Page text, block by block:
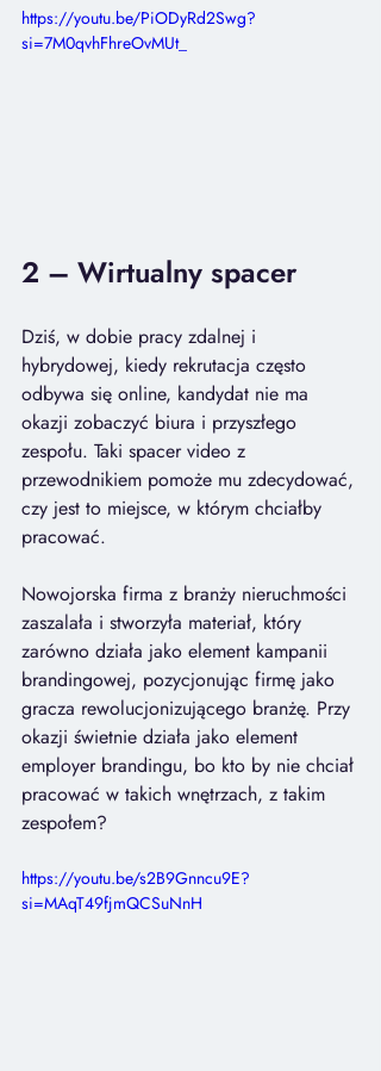
https://youtu.be/PiODyRd2Swg?
si=7M0qvhFhreOvMUt_
2 – Wirtualny spacer
Dziś, w dobie pracy zdalnej i
hybrydowej, kiedy rekrutacja często
odbywa się online, kandydat nie ma
okazji zobaczyć biura i przyszłego
zespołu. Taki spacer video z
przewodnikiem pomoże mu zdecydować,
czy jest to miejsce, w którym chciałby
pracować.
Nowojorska firma z branży nieruchmości
zaszalała i stworzyła materiał, który
zarówno działa jako element kampanii
brandingowej, pozycjonując firmę jako
gracza rewolucjonizującego branżę. Przy
okazji świetnie działa jako element
employer brandingu, bo kto by nie chciał
pracować w takich wnętrzach, z takim
zespołem?
https://youtu.be/s2B9Gnncu9E?
si=MAqT49fjmQCSuNnH